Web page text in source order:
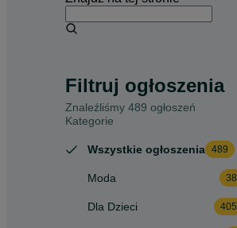
Filtruj ogłoszenia
Znaleźliśmy 489 ogłoszeń
Kategorie
Wszystkie ogłoszenia 489
Moda 38
Dla Dzieci 405